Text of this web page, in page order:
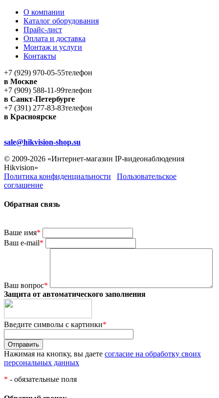
О компании
Каталог оборудования
Прайс-лист
Оплата и доставка
Монтаж и услуги
Контакты
+7 (929) 970-05-55телефон
в Москве
+7 (909) 588-11-99телефон
в Санкт-Петербурге
+7 (391) 277-83-83телефон
в Красноярске
sale@hikvision-shop.su
© 2009-2026 «Интернет-магазин IP-видеонаблюдения
Hikvision»
Политика конфиденциальности
Пользовательское
соглашение
Обратная связь
Ваше имя*
Ваш e-mail*
Ваш вопрос*
Защита от автоматического заполнения
Введите символы с картинки*
Нажимая на кнопку, вы даете согласие на обработку своих
персональных данных
* - обязательные поля